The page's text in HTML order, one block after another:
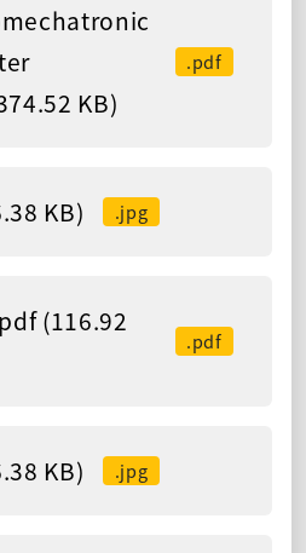
KB)
.pdf
KB) .jpg
(116.92
.pdf
KB) .jpg